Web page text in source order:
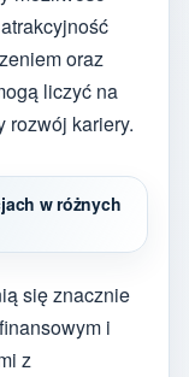
oraz
liczyć na
rozwój kariery.
w różnych
się znacznie
i
z